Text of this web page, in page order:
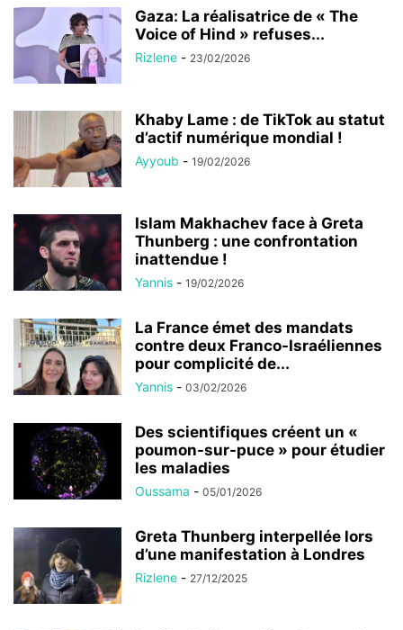
Gaza: La réalisatrice de « The
Voice of Hind » refuses...
Rizlene - 23/02/2026
Khaby Lame : de TikTok au statut
d’actif numérique mondial !
Ayyoub - 19/02/2026
Islam Makhachev face à Greta
Thunberg : une confrontation
inattendue !
Yannis - 19/02/2026
La France émet des mandats
contre deux Franco-Israéliennes
pour complicité de...
Yannis - 03/02/2026
Des scientifiques créent un «
poumon-sur-puce » pour étudier
les maladies
Oussama - 05/01/2026
Greta Thunberg interpellée lors
d’une manifestation à Londres
Rizlene - 27/12/2025